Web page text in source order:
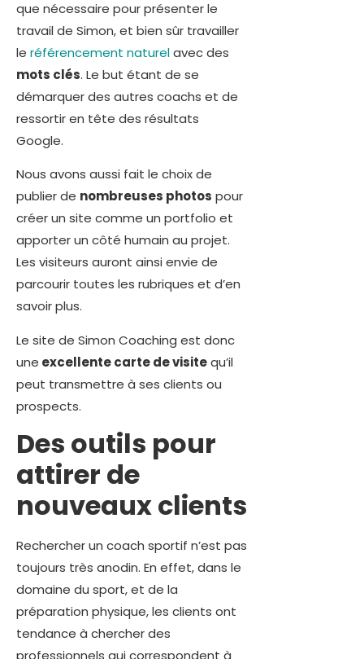
que nécessaire pour présenter le
travail de Simon, et bien sûr travailler
le référencement naturelavec des
mots clés. Le but étant de se
démarquer des autres coachs et de
ressortir en tête des résultats
Google.
Nous avons aussi fait le choix de
publier de nombreuses photos pour
créer un site comme un portfolio et
apporter un côté humain au projet.
Les visiteurs auront ainsi envie de
parcourir toutes les rubriques et d’en
savoir plus.
Le site de Simon Coaching est donc
une excellente carte de visitequ’il
peut transmettre à ses clients ou
prospects.
Des outils pour
attirer de
nouveaux clients
Rechercher un coach sportif n’est pas
toujours très anodin. En effet, dans le
domaine du sport, et de la
préparation physique, les clients ont
tendance à chercher des
professionnels qui correspondent à